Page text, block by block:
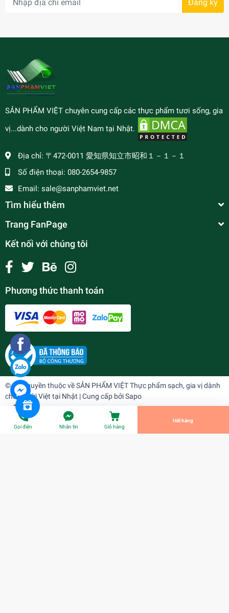
Đăng ký
SẢN PHẨM VIỆT chuyên cung cấp các thực phẩm tươi sống, gia
vị...dành cho người Việt Nam tại Nhật.
Địa chỉ: 〒472-0011 愛知県知立市昭和１－１－１
Số điện thoại: 080-2654-9857
Email: sale@sanphamviet.net
Tìm hiểu thêm
Trang FanPage
Kết nối với chúng tôi
Phương thức thanh toán
© Bản quyền thuộc vềSẢN PHẨM VIỆT Thực phẩm sạch, gia vị dành
cho người Việt tại Nhật | Cung cấp bởiSapo
¥305
undefined
Tiến Hành Thanh Toán
Gọi điện Nhắn tin Giỏ hàng
Hết hàng